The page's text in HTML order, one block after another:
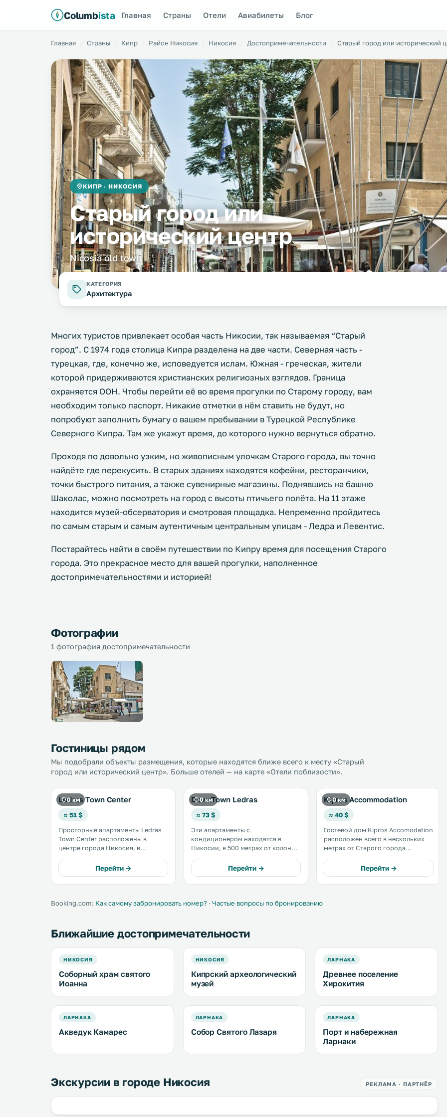
Columbista Главная Страны Отели Авиабилеты Блог
Главная Страны Кипр Район Никосия Никосия Достопримечательности Старый город или исторический
КИПР · НИКОСИЯ
Старый город или
исторический центр
Nicosia old town
КАТЕГОРИЯ
Архитектура
Многих туристов привлекает особая часть Никосии, так называемая “Старый
город”. С 1974 года столица Кипра разделена на две части. Северная часть -
турецкая, где, конечно же, исповедуется ислам. Южная - греческая, жители
которой придерживаются христианских религиозных взглядов. Граница
охраняется ООН. Чтобы перейти её во время прогулки по Старому городу, вам
необходим только паспорт. Никакие отметки в нём ставить не будут, но
попробуют заполнить бумагу о вашем пребывании в Турецкой Республике
Северного Кипра. Там же укажут время, до которого нужно вернуться обратно.
Проходя по довольно узким, но живописным улочкам Старого города, вы точно
найдёте где перекусить. В старых зданиях находятся кофейни, ресторанчики,
точки быстрого питания, а также сувенирные магазины. Поднявшись на башню
Шаколас, можно посмотреть на город с высоты птичьего полёта. На 11 этаже
находится музей-обсерватория и смотровая площадка. Непременно пройдитесь
по самым старым и самым аутентичным центральным улицам - Ледра и Левентис.
Постарайтесь найти в своём путешествии по Кипру время для посещения Старого
города. Это прекрасное место для вашей прогулки, наполненное
достопримечательностями и историей!
Фотографии
1 фотография достопримечательности
Гостиницы рядом
Мы подобрали объекты размещения, которые находятся ближе всего к месту «Старый
город или исторический центр». Больше отелей — на карте «Отели поблизости».
0 км
Ledras Town Center
≈ 51 $
Просторные апартаменты Ledras
Town Center расположены в
центре города Никосия, в
достопримечательностей,
ресторанов и кафе и всего в 50
метрах от Киренийских ворот.
Перейти →
0 км
DownTown Ledras
≈ 73 $
Эти апартаменты с
кондиционером находятся в
Никосии, в 500 метрах от колонны
Византийского музея составляет
500 метров. На всей территории
апартаментов доступен
Перейти →
0 км
Kipros Accommodation
≈ 40 $
Гостевой дом Kipros Accomodation
расположен всего в нескольких
метрах от Старого города
Гости могут воспользоваться
бесплатной частной парковкой.
Перейти →
Booking.com: Как самому забронировать номер? · Частые вопросы по бронированию
Ближайшие достопримечательности
НИКОСИЯ
Соборный храм святого
Иоанна
НИКОСИЯ
Кипрский археологический
музей
ЛАРНАКА
Древнее поселение
Хирокития
ЛАРНАКА
Акведук Камарес
ЛАРНАКА
Собор Святого Лазаря
ЛАРНАКА
Порт и набережная
Ларнаки
Экскурсии в городе Никосия РЕКЛАМА · ПАРТНЁР